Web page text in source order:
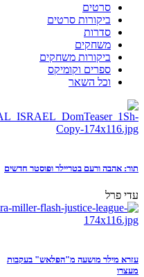
סרטים
ביקורות סרטים
סדרות
משחקים
ביקורות משחקים
ספרים וקומיקס
וכל השאר
תור: אהבה ורעם בטריילר ופוסטר חדשים
עדי פרל
עזרא מילר מושעה מ"הפלאש" בעקבות
מעצרו